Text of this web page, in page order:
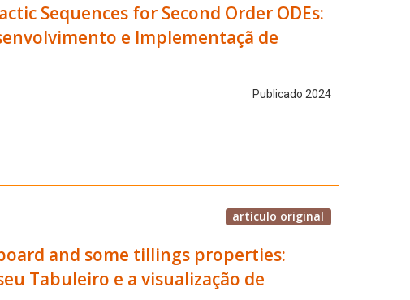
Sequences for Second Order ODEs:
e Implementaçã de
Publicado 2024
artículo original
and some tillings properties:
Tabuleiro e a visualização de